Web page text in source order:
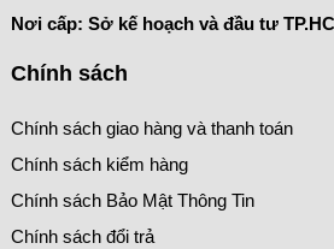
Nơi cấp: Sở kế hoạch và đầu tư
Chính sách
Chính sách giao hàng và thanh toán
Chính sách kiểm hàng
Chính sách Bảo Mật Thông Tin
Chính sách đổi trả